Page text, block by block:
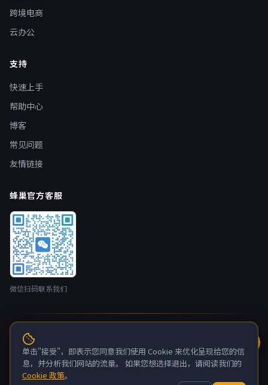
跨境电商
云办公
支持
快速上手
帮助中心
博客
常见问题
友情链接
蜂巢官方客服
微信扫码联系我们
© 2026 蜂巢云盒 nestbox.top · 开发者：广州蚂侠网络技术有限
公司 版权所有
粤ICP备2022132880号-6
单击"接受"，即表示您同意我们使用 Cookie 来优化呈现给您的信
息，并分析我们网站的流量。 如果您想选择退出，请阅读我们的
Cookie 政策。